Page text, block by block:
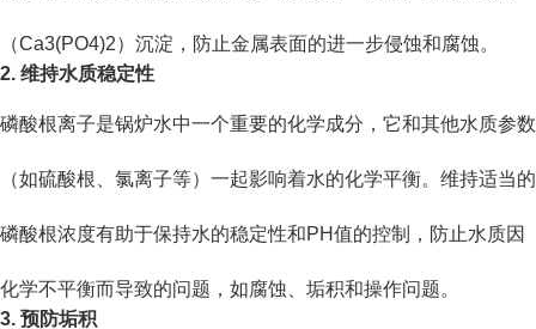
（Ca3(PO4)2）沉淀，防止金属表面的进一步侵蚀和腐蚀。
2. 维持水质稳定性
磷酸根离子是锅炉水中一个重要的化学成分，它和其他水质参数
（如硫酸根、氯离子等）一起影响着水的化学平衡。维持适当的
磷酸根浓度有助于保持水的稳定性和PH值的控制，防止水质因
化学不平衡而导致的问题，如腐蚀、垢积和操作问题。
3. 预防垢积